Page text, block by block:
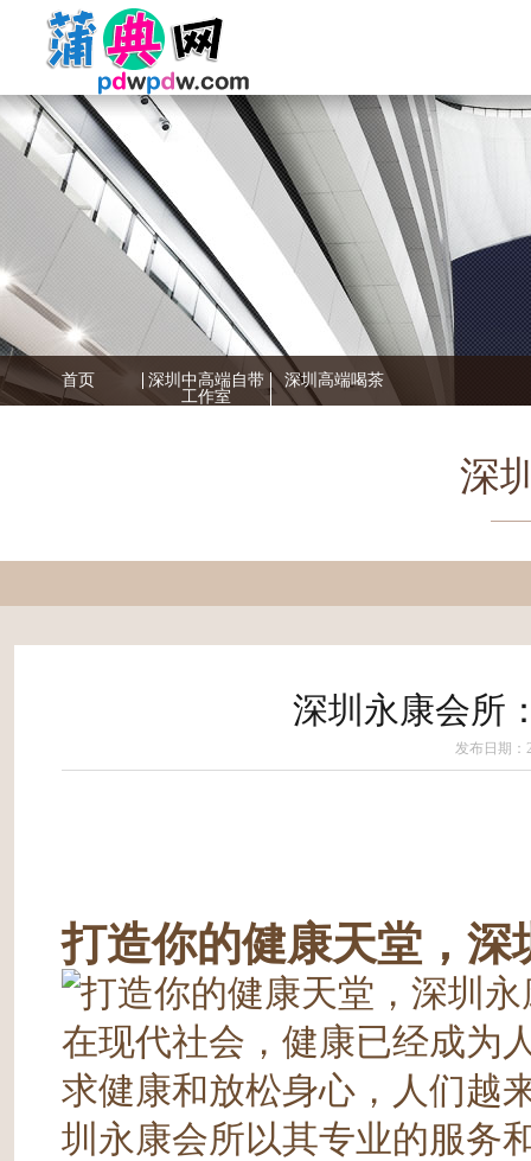
首页
深圳中高端自带
工作室
深圳高端喝茶
深
深圳永康会所
发布日期：
打造你的健康天堂，
在现代社会，健康已经成为
求健康和放松身心，人们越
圳永康会所以其专业的服务